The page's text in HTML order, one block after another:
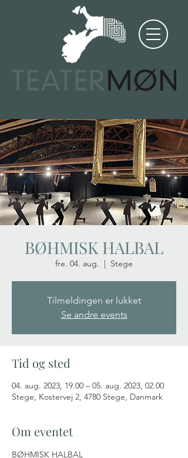
BØHMISK HALBAL
fre. 04. aug.
  |
Stege
Tilmeldingen er lukket
Se andre events
Tid og sted
04. aug. 2023, 19.00 – 05. aug. 2023, 02.00
Stege, Kostervej 2, 4780 Stege, Danmark
Om eventet
BØHMISK HALBAL